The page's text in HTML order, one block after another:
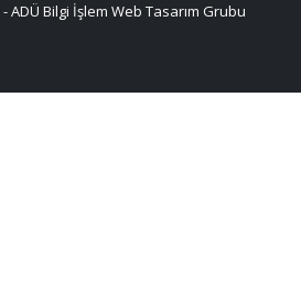
ADÜ Bilgi İşlem Web Tasarım Grubu